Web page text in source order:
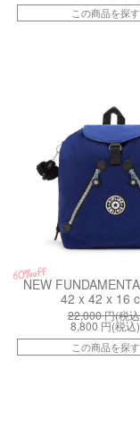
この商品を探す
60%off
NEW
42 x 42 x 16
22,000円(税
8,800 円(税込)
この商品を探す